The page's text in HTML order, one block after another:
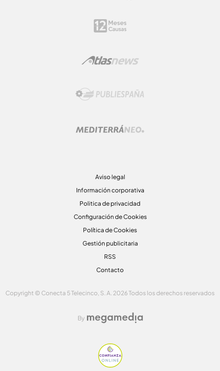
Aviso legal
Información corporativa
Politica de privacidad
Configuración de Cookies
Política de Cookies
Gestión publicitaria
RSS
Contacto
Copyright © Conecta 5 Telecinco, S. A. 2026 Todos los derechos reservados
By